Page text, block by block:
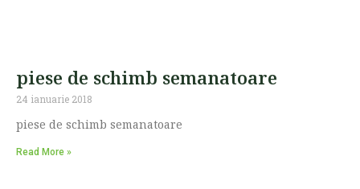
piese de schimb semanatoare
24 ianuarie 2018
piese de schimb semanatoare
Read More »